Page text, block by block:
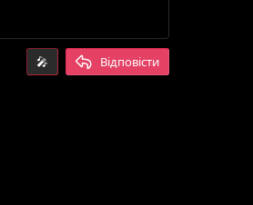
🎤 Відповісти